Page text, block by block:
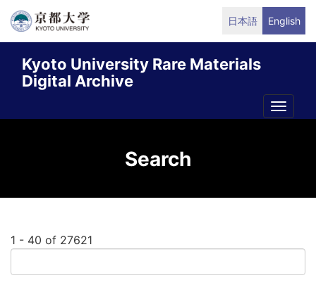
Skip
content
日本語 English
Kyoto University Rare Materials
Digital Archive
Toggle
Search
1 - 40 of 27621